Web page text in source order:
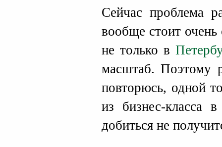
Сейчас проблема
вообще стоит
не только в
масштаб. Поэтому
повторюсь, одной
из бизнес-класса
добиться не